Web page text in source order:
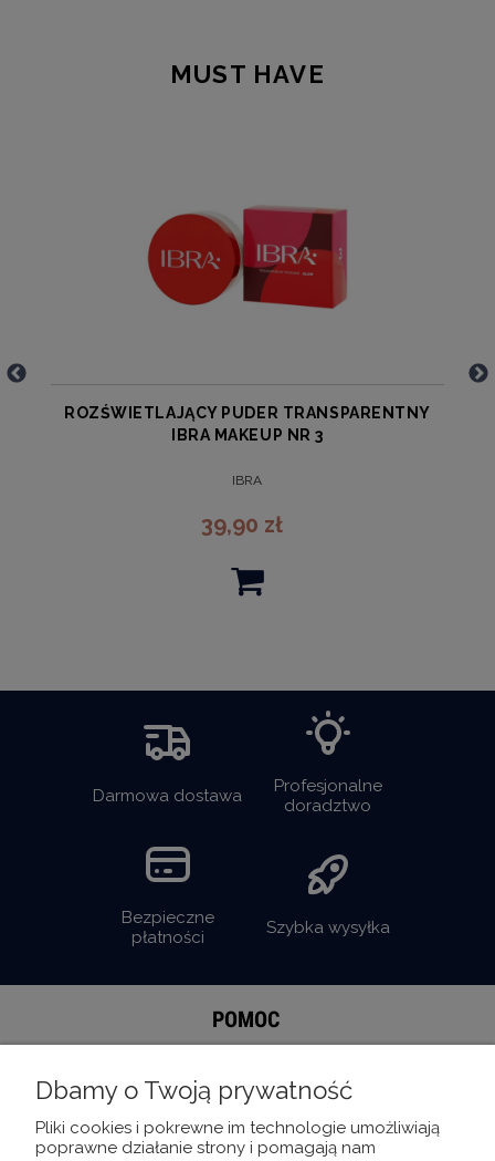
MUST HAVE
ROZŚWIETLAJĄCY PUDER TRANSPARENTNY
IBRA MAKEUP NR 3
IBRA
39,90 zł
Darmowa dostawa
Profesjonalne
doradztwo
Bezpieczne
płatności
Szybka wysyłka
POMOC
MOJE KONTO
INFORMACJE
Dbamy o Twoją prywatność
Pliki cookies i pokrewne im technologie umożliwiają
poprawne działanie strony i pomagają nam